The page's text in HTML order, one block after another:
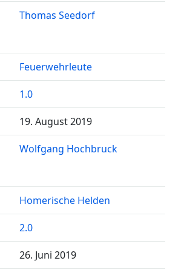
Thomas Seedorf
Feuerwehrleute
1.0
19. August 2019
Wolfgang Hochbruck
Homerische Helden
2.0
26. Juni 2019